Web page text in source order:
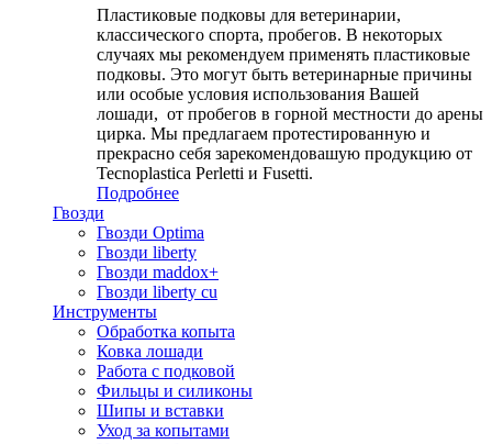
Пластиковые подковы для ветеринарии,
классического спорта, пробегов. В некоторых
случаях мы рекомендуем применять пластиковые
подковы. Это могут быть ветеринарные причины
или особые условия использования Вашей
лошади, от пробегов в горной местности до арены
цирка. Мы предлагаем протестированную и
прекрасно себя зарекомендовашую продукцию от
Tecnoplastica Perletti и Fusetti.
Подробнее
Гвозди
Гвозди Optima
Гвозди liberty
Гвозди maddox+
Гвозди liberty cu
Инструменты
Обработка копыта
Ковка лошади
Работа с подковой
Фильцы и силиконы
Шипы и вставки
Уход за копытами